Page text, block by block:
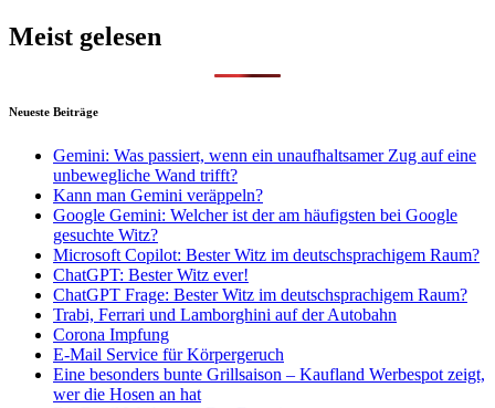
Meist gelesen
Neueste Beiträge
Gemini: Was passiert, wenn ein unaufhaltsamer Zug auf eine
unbewegliche Wand trifft?
Kann man Gemini veräppeln?
Google Gemini: Welcher ist der am häufigsten bei Google
gesuchte Witz?
Microsoft Copilot: Bester Witz im deutschsprachigem Raum?
ChatGPT: Bester Witz ever!
ChatGPT Frage: Bester Witz im deutschsprachigem Raum?
Trabi, Ferrari und Lamborghini auf der Autobahn
Corona Impfung
E-Mail Service für Körpergeruch
Eine besonders bunte Grillsaison – Kaufland Werbespot zeigt,
wer die Hosen an hat